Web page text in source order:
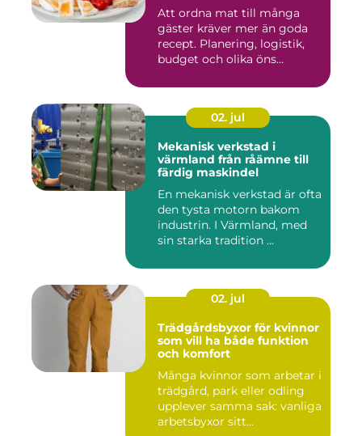
Att ordna mat till många
gäster kräver mer än goda
recept. Planering, logistik,
budget och olika öns...
02. jul
Mekanisk verkstad i
värmland från råämne till
färdig maskindel
En mekanisk verkstad är ofta
den tysta motorn bakom
industrin. I Värmland, med
sin starka tradition ...
02. jul
Trädgårdsbyxor för kvinnor
som vill ha både funktion
och komfort
Många kvinnor som arbetar i
trädgård, park eller odling
upplever samma sak: vanliga
arbetsbyxor sitt...